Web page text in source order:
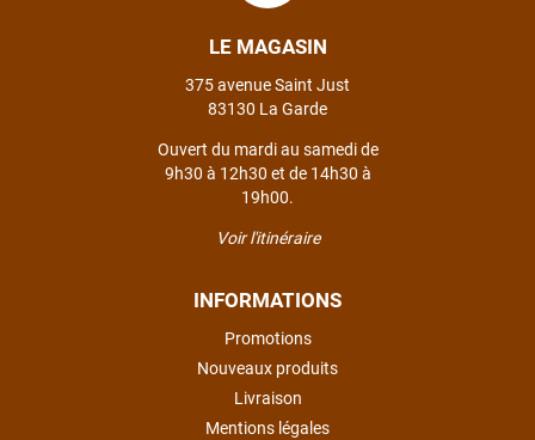
LE MAGASIN
375 avenue Saint Just
83130 La Garde
Ouvert du mardi au samedi de
9h30 à 12h30 et de 14h30 à
19h00.
Voir l'itinéraire
INFORMATIONS
Promotions
Nouveaux produits
Livraison
Mentions légales
LAISSER UN AVIS